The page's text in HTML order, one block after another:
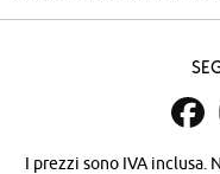
I prezzi sono IVA inclusa.